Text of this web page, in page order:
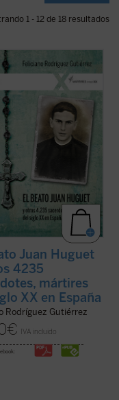
1 - 12 de 18 resultados
libro sobre los 4.235
y seminaristas mártires del
España. Pequeña, pero
precisa herramienta para
gran historia. Los mártires del
testigos admirables de la
(ver ficha)
Juan Huguet
4235
mártires
XX en España
Rodríguez Gutiérrez
€ IVA incluido